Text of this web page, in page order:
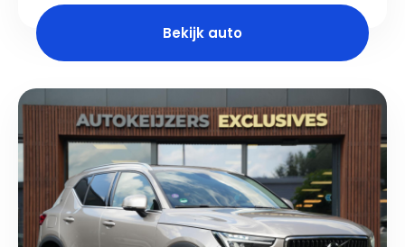
Bekijk auto